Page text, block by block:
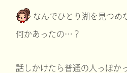
なんでひとり湖を見つめ
何かあったの…？
話しかけたら普通の人っぽか